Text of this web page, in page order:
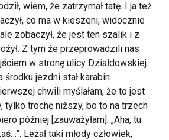
wiem, że zatrzymał tatę. I ja też
co ma w kieszeni, widocznie
zobaczył, że jest ten szalik i z
Z tym że przeprowadzili nas
w stronę ulicy Działdowskiej.
środku jezdni stał karabin
chwili myślałam, że to jest
tylko trochę niższy, bo to na trzech
później [zauważyłam]: „Aha, tu
Leżał taki młody człowiek,